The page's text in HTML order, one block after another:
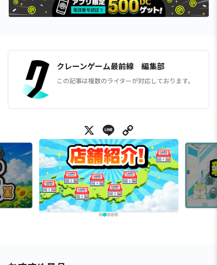
クレーンゲーム最前線 編集部
この記事は複数のライターが対応しております。
X Line